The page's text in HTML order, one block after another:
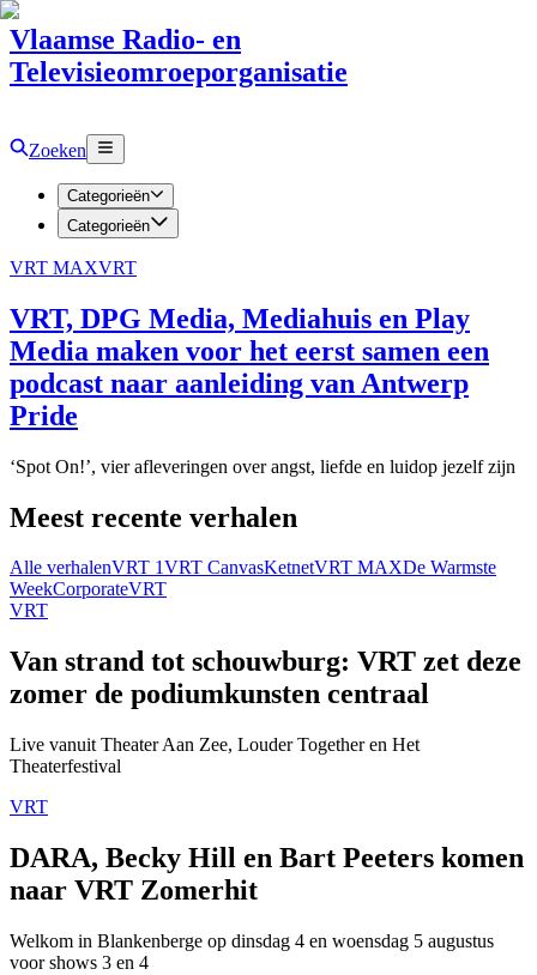
Vlaamse Radio- en
Televisieomroeporganisatie
Zoeken
Categorieën
Categorieën
VRT MAXVRT
VRT, DPG Media, Mediahuis en Play
Media maken voor het eerst samen een
podcast naar aanleiding van Antwerp
Pride
‘Spot On!’, vier afleveringen over angst, liefde en luidop jezelf zijn
Meest recente verhalen
Alle verhalenVRT 1VRT CanvasKetnetVRT MAXDe Warmste
WeekCorporateVRT
VRT
Van strand tot schouwburg: VRT zet deze
zomer de podiumkunsten centraal
Live vanuit Theater Aan Zee, Louder Together en Het
Theaterfestival
VRT
DARA, Becky Hill en Bart Peeters komen
naar VRT Zomerhit
Welkom in Blankenberge op dinsdag 4 en woensdag 5 augustus
voor shows 3 en 4